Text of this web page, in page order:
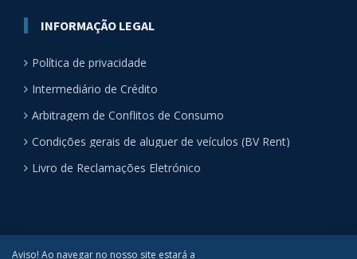
Aviso! Ao navegar no nosso site estará a
INFORMAÇÃO LEGAL
Política de privacidade
Intermediário de Crédito
Arbitragem de Conflitos de Consumo
Condições gerais de aluguer de veículos (BV Rent)
Livro de Reclamações Eletrónico